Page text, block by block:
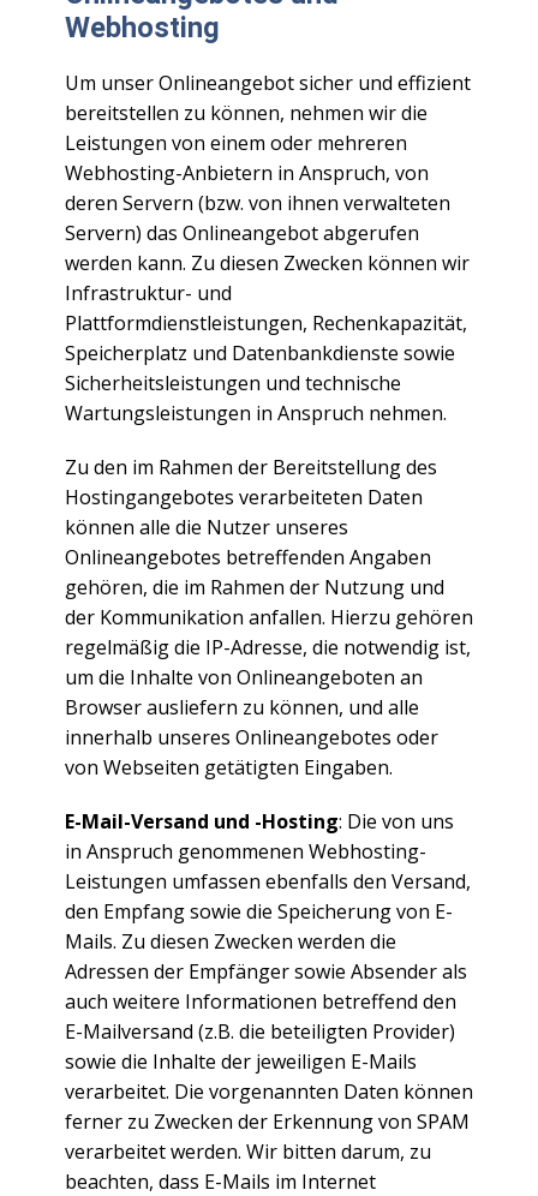
Webhosting
Um unser Onlineangebot sicher und effizient
bereitstellen zu können, nehmen wir die
Leistungen von einem oder mehreren
Webhosting-Anbietern in Anspruch, von
deren Servern (bzw. von ihnen verwalteten
Servern) das Onlineangebot abgerufen
werden kann. Zu diesen Zwecken können wir
Infrastruktur- und
Plattformdienstleistungen, Rechenkapazität,
Speicherplatz und Datenbankdienste sowie
Sicherheitsleistungen und technische
Wartungsleistungen in Anspruch nehmen.
Zu den im Rahmen der Bereitstellung des
Hostingangebotes verarbeiteten Daten
können alle die Nutzer unseres
Onlineangebotes betreffenden Angaben
gehören, die im Rahmen der Nutzung und
der Kommunikation anfallen. Hierzu gehören
regelmäßig die IP-Adresse, die notwendig ist,
um die Inhalte von Onlineangeboten an
Browser ausliefern zu können, und alle
innerhalb unseres Onlineangebotes oder
von Webseiten getätigten Eingaben.
E-Mail-Versand und -Hosting: Die von uns
in Anspruch genommenen Webhosting-
Leistungen umfassen ebenfalls den Versand,
den Empfang sowie die Speicherung von E-
Mails. Zu diesen Zwecken werden die
Adressen der Empfänger sowie Absender als
auch weitere Informationen betreffend den
E-Mailversand (z.B. die beteiligten Provider)
sowie die Inhalte der jeweiligen E-Mails
verarbeitet. Die vorgenannten Daten können
ferner zu Zwecken der Erkennung von SPAM
verarbeitet werden. Wir bitten darum, zu
beachten, dass E-Mails im Internet